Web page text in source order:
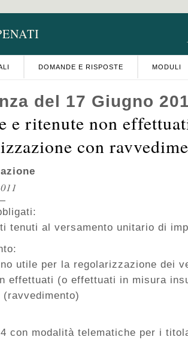
DOMANDE E RISPOSTE MODULI
del 17 Giugno
e ritenute non
con
tenuti al versamento unitario di
utile per la regolarizzazione dei
effettuati (o effettuati in misura
(ravvedimento)
con modalità telematiche per i